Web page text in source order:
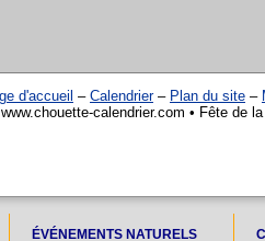
d'accueil – Calendrier– Plan du site –
calendrier.com • Fête de
ÉVÉNEMENTS NATURELS